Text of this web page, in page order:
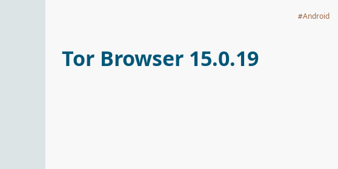
Android
Tor Browser 15.0.19